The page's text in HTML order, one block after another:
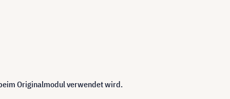
Originalmodul verwendet wird.